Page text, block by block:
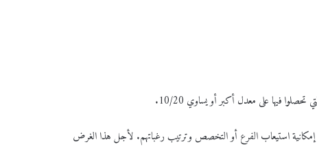
فيها على معدل أكبر أو يساوي 10/20.
إمكانية استيعاب الفرع أو التخصص وترتيب رغباتهم. لأجل هذا الغرض